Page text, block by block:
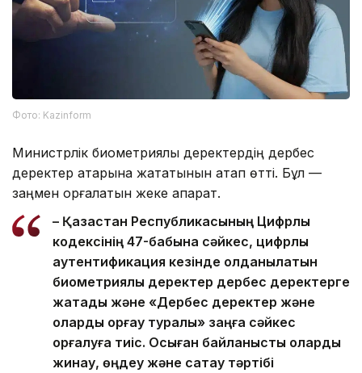
Фото: Kazinform
Министрлік биометриялық деректердің дербес
деректер қатарына жататынын атап өтті. Бұл —
заңмен қорғалатын жеке ақпарат.
– Қазақстан Республикасының Цифрлық
кодексінің 47-бабына сәйкес, цифрлық
аутентификация кезінде қолданылатын
биометриялық деректер дербес деректерге
жатады және «Дербес деректер және
оларды қорғау туралы» заңға сәйкес
қорғалуға тиіс. Осыған байланысты оларды
жинау, өңдеу және сақтау тәртібі